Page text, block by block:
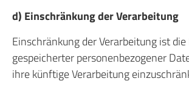
d) Einschränkung der Verarbeitung
Einschränkung der Verarbeitung ist
gespeicherter personenbezogener
ihre künftige Verarbeitung